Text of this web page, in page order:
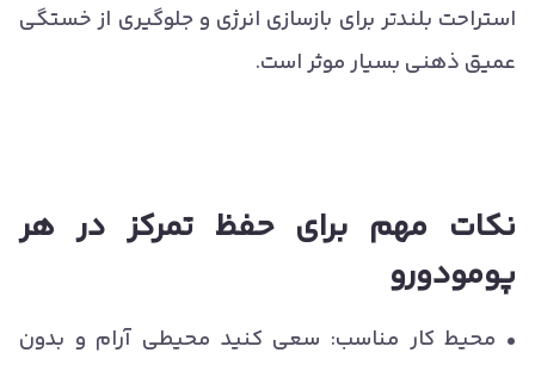
استراحت بلندتر برای بازسازی انرژی و جلوگیری از خستگی
عمیق ذهنی بسیار موثر است.
نکات مهم برای حفظ تمرکز در هر
پومودورو
• محیط کار مناسب: سعی کنید محیطی آرام و بدون